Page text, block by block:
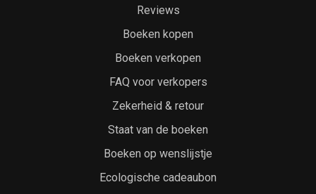
Reviews
Boeken kopen
Boeken verkopen
FAQ voor verkopers
Zekerheid & retour
Staat van de boeken
Boeken op wenslijstje
Ecologische cadeaubon